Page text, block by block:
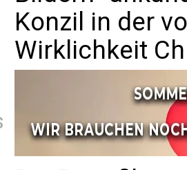
Konzil in der
Wirklichkeit